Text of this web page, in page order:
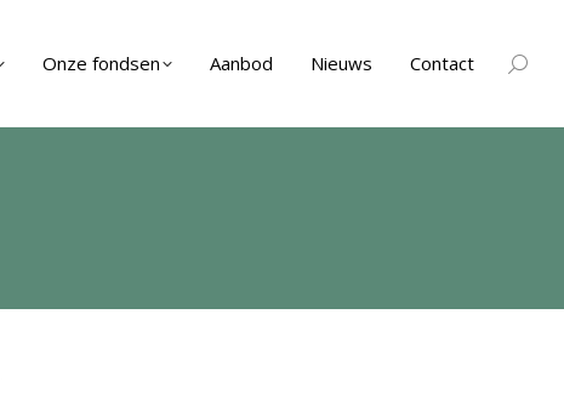
Onze fondsen Aanbod Nieuws Contact